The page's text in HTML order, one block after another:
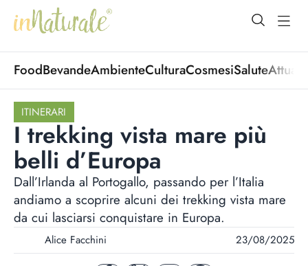
open
FoodBevandeAmbienteCulturaCosmesiSalute
ITINERARI
I trekking vista mare più
belli d’Europa
Dall’Irlanda al Portogallo, passando per l’Italia
andiamo a scoprire alcuni dei trekking vista mare
da cui lasciarsi conquistare in Europa.
Alice Facchini 23/08/2025